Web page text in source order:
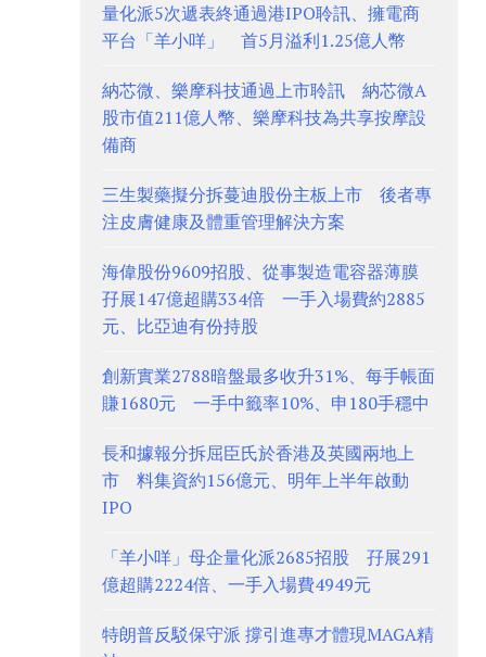
量化派5次遞表終通過港IPO聆訊、擁電商
平台「羊小咩」 首5月溢利1.25億人幣
納芯微、樂摩科技通過上市聆訊 納芯微A
股市值211億人幣、樂摩科技為共享按摩設
備商
三生製藥擬分拆蔓迪股份主板上市 後者專
注皮膚健康及體重管理解決方案
海偉股份9609招股、從事製造電容器薄膜
孖展147億超購334倍 一手入場費約2885
元、比亞迪有份持股
創新實業2788暗盤最多收升31%、每手帳面
賺1680元 一手中籤率10%、申180手穩中
長和據報分拆屈臣氏於香港及英國兩地上
市 料集資約156億元、明年上半年啟動
IPO
「羊小咩」母企量化派2685招股 孖展291
億超購2224倍、一手入場費4949元
特朗普反駁保守派 撐引進專才體現MAGA精